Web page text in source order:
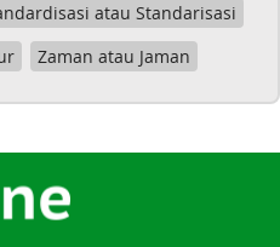
atau Standarisasi
Zaman atau Jaman